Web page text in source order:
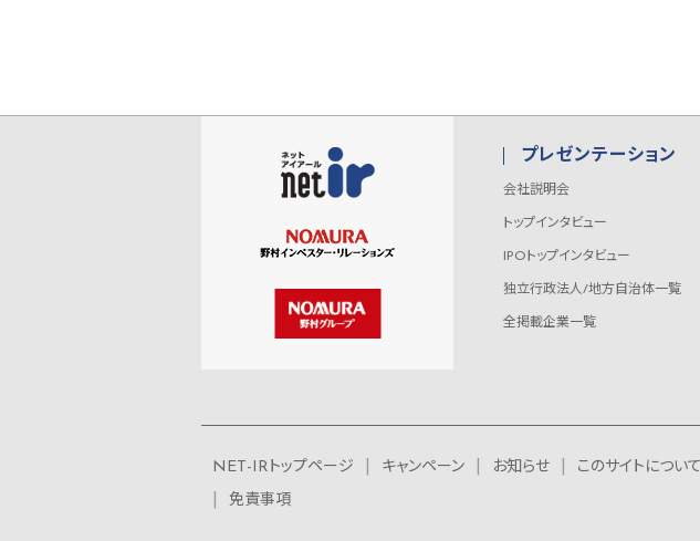
プレゼンテーション
会社説明会
トップインタビュー
IPOトップインタビュー
独立行政法人/地方自治体一覧
全掲載企業一覧
NET-IRトップページ キャンペーン お知らせ このサイトについて
免責事項